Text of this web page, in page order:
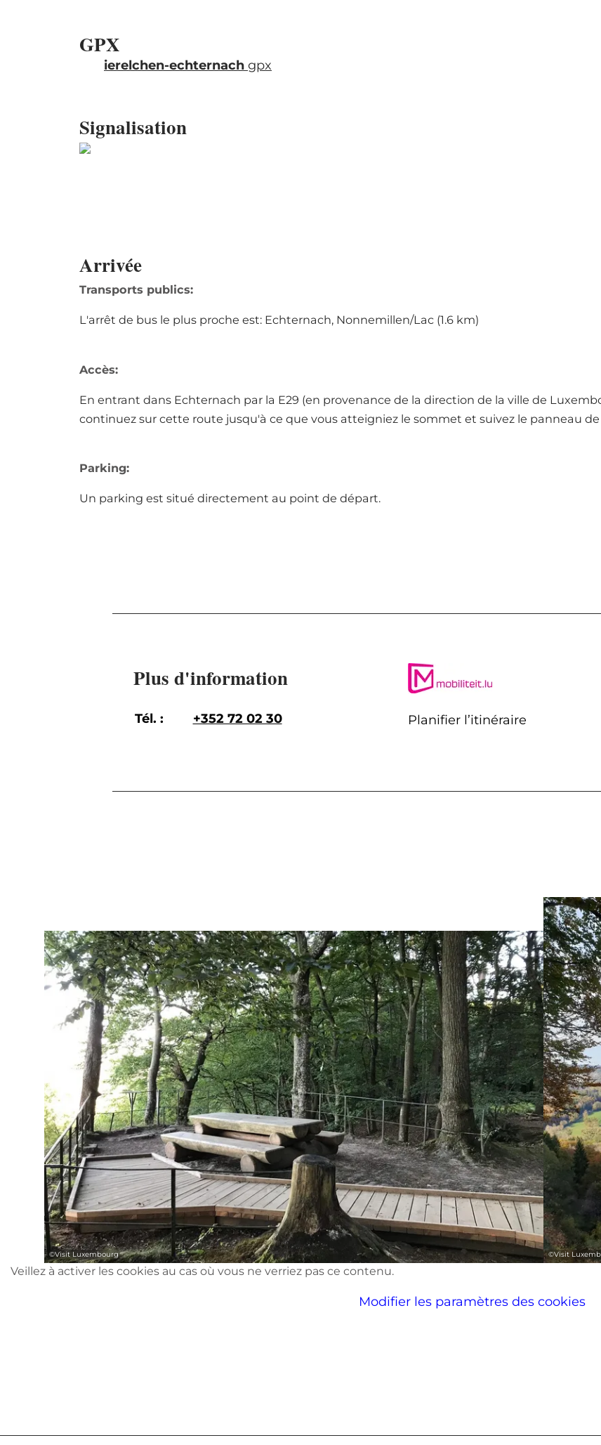
GPX
ierelchen-echternach gpx
Signalisation
Arrivée
Transports publics:
L'arrêt de bus le plus proche est: Echternach, Nonnemillen/Lac (1.6 km)
Accès:
En entrant dans Echternach par la E29 (en provenance de la direction de la ville de
continuez sur cette route jusqu'à ce que vous atteigniez le sommet et suivez le panneau
Parking:
Un parking est situé directement au point de départ.
Plus d'information
Tél. : +352 72 02 30 Planifier l’itinéraire
©Visit Luxembourg ©Visit
Veillez à activer les cookies au cas où vous ne verriez pas ce contenu.
Modifier les paramètres des cookies